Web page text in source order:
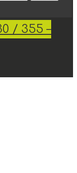
/ 355 –